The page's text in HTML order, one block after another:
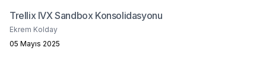
Trellix IVX Sandbox Konsolidasyonu
Ekrem Kolday
05 Mayıs 2025